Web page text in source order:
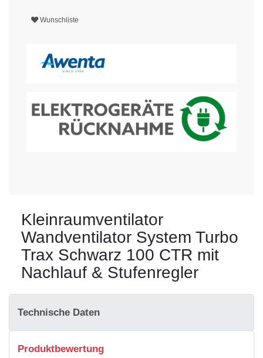
Wunschliste
Kleinraumventilator
Wandventilator System Turbo
Trax Schwarz 100 CTR mit
Nachlauf & Stufenregler
Technische Daten
Produktbewertung